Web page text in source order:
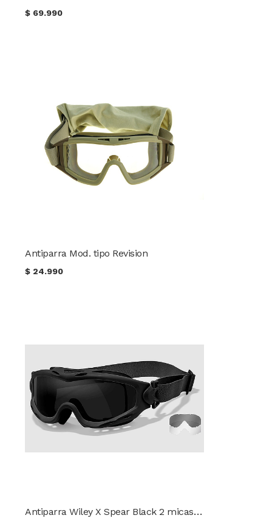
$ 69.990
Antiparra Mod. tipo Revision
$ 24.990
Antiparra Wiley X Spear Black 2 micas (Nuevo modelo)